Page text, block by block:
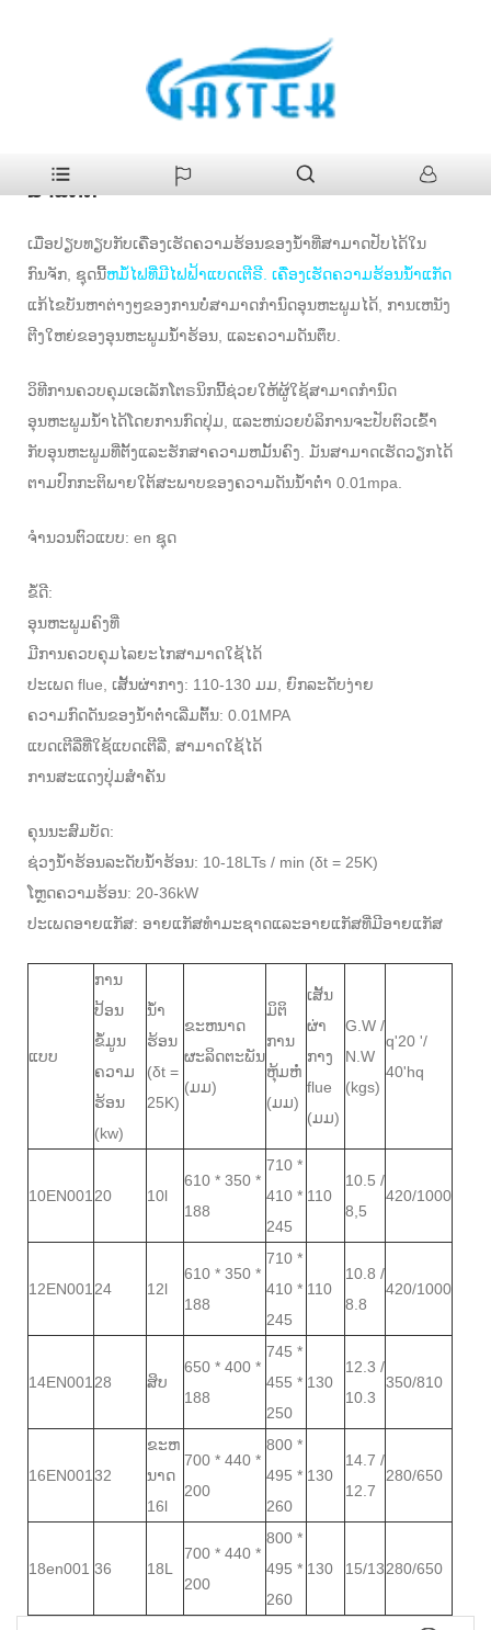
ຫມໍ້ໄຟທີ່ມີໄຟຟ້າແບດເຕີຣີ. ເຄື່ອງ
ເຮັດຄວາມຮ້ອນນ້ໍາແກັດ
ນ້ໍາແກັດ
ເມື່ອປຽບທຽບກັບເຄື່ອງເຮັດຄວາມຮ້ອນຂອງນ້ໍາທີ່ສາມາດປັບໄດ້ໃນ
ກົນຈັກ, ຊຸດນີ້ຫມໍ້ໄຟທີ່ມີໄຟຟ້າແບດເຕີຣີ. ເຄື່ອງເຮັດຄວາມຮ້ອນນ້ໍາແກັດ
ແກ້ໄຂບັນຫາຕ່າງໆຂອງການບໍ່ສາມາດກໍານົດອຸນຫະພູມໄດ້, ການເຫນັງ
ຕີງໃຫຍ່ຂອງອຸນຫະພູມນ້ໍາຮ້ອນ, ແລະຄວາມດັນຕຶບ.
ວິທີການຄວບຄຸມເອເລັກໂຕຣນິກນີ້ຊ່ວຍໃຫ້ຜູ້ໃຊ້ສາມາດກໍານົດ
ອຸນຫະພູມນ້ໍາໄດ້ໂດຍການກົດປຸ່ມ, ແລະຫນ່ວຍບໍລິການຈະປັບຕົວເຂົ້າ
ກັບອຸນຫະພູມທີ່ຕັ້ງແລະຮັກສາຄວາມຫມັ້ນຄົງ. ມັນສາມາດເຮັດວຽກໄດ້
ຕາມປົກກະຕິພາຍໃຕ້ສະພາບຂອງຄວາມດັນນ້ໍາຕ່ໍາ 0.01mpa.
ຈໍານວນຕົວແບບ: en ຊຸດ
ຂໍ້ດີ:
ອຸນຫະພູມຄົງທີ່
ມີການຄວບຄຸມໄລຍະໄກສາມາດໃຊ້ໄດ້
ປະເພດ flue, ເສັ້ນຜ່າກາງ: 110-130 ມມ, ຍົກລະດັບງ່າຍ
ຄວາມກົດດັນຂອງນ້ໍາຕໍ່າເລີ່ມຕົ້ນ: 0.01MPA
ແບດເຕີລີ່ທີ່ໃຊ້ແບດເຕີລີ່, ສາມາດໃຊ້ໄດ້
ການສະແດງປຸ່ມສໍາຄັນ
ຄຸນນະສົມບັດ:
ຊ່ວງນ້ໍາຮ້ອນລະດັບນ້ໍາຮ້ອນ: 10-18LTs / min (δt = 25K)
ໂຫຼດຄວາມຮ້ອນ: 20-36kW
ປະເພດອາຍແກັສ: ອາຍແກັສທໍາມະຊາດແລະອາຍແກັສທີ່ມີອາຍແກັສ
ແບບ
ການ
ປ້ອນ
ຂໍ້ມູນ
ຄວາມ
ຮ້ອນ
(kw)
ນ້ໍາ
ຮ້ອນ
(δt =
25K)
ຂະຫນາດ
ຜະລິດຕະພັນ
(ມມ)
ມິຕິ
ການ
ຫຸ້ມຫໍ່
(ມມ)
ເສັ້ນ
ຜ່າ
ກາງ
flue
(ມມ)
G.W /
N.W
(kgs)
q'20 '/
40'hq
10EN001 20 10l
610 * 350 *
188
710 *
410 *
245
110
10.5 /
8,5
420/1000
12EN001 24 12l
610 * 350 *
188
710 *
410 *
245
110
10.8 /
8.8
420/1000
14EN001 28 ສິບ
650 * 400 *
188
745 *
455 *
250
130
12.3 /
10.3
350/810
16EN001 32
ຂະຫ
ນາດ
16l
700 * 440 *
200
800 *
495 *
260
130
14.7 /
12.7
280/650
18en001 36 18L
700 * 440 *
200
800 *
495 *
260
130 15/13280/650